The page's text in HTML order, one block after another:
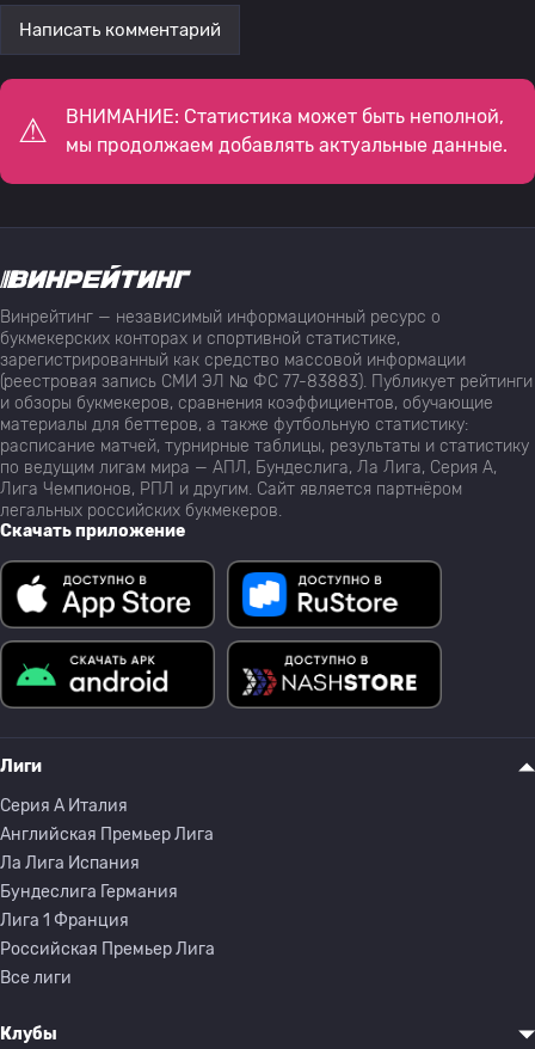
Написать комментарий
ВНИМАНИЕ: Статистика может быть неполной,
мы продолжаем добавлять актуальные данные.
Винрейтинг — независимый информационный ресурс о
букмекерских конторах и спортивной статистике,
зарегистрированный как средство массовой информации
(реестровая запись СМИ ЭЛ № ФС 77-83883). Публикует рейтинги
и обзоры букмекеров, сравнения коэффициентов, обучающие
материалы для беттеров, а также футбольную статистику:
расписание матчей, турнирные таблицы, результаты и статистику
по ведущим лигам мира — АПЛ, Бундеслига, Ла Лига, Серия А,
Лига Чемпионов, РПЛ и другим. Сайт является партнёром
легальных российских букмекеров.
Скачать приложение
Лиги
Серия A Италия
Английская Премьер Лига
Ла Лига Испания
Бундеслига Германия
Лига 1 Франция
Российская Премьер Лига
Все лиги
Клубы